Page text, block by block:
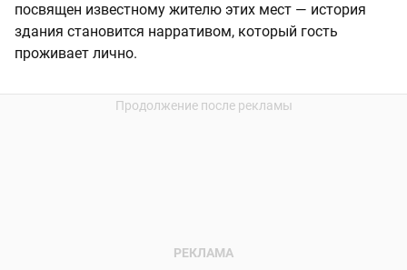
посвящен известному жителю этих мест — история
здания становится нарративом, который гость
проживает лично.